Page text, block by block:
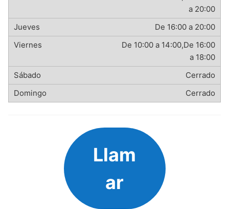
a 20:00
De 16:00 a 20:00
De 10:00 a 14:00,De 16:00
a 18:00
Cerrado
Cerrado
Llam
ar